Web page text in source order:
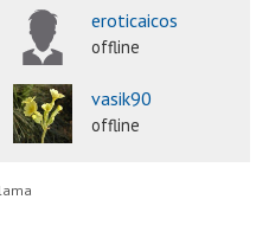
eroticaicos
offline
vasik90
offline